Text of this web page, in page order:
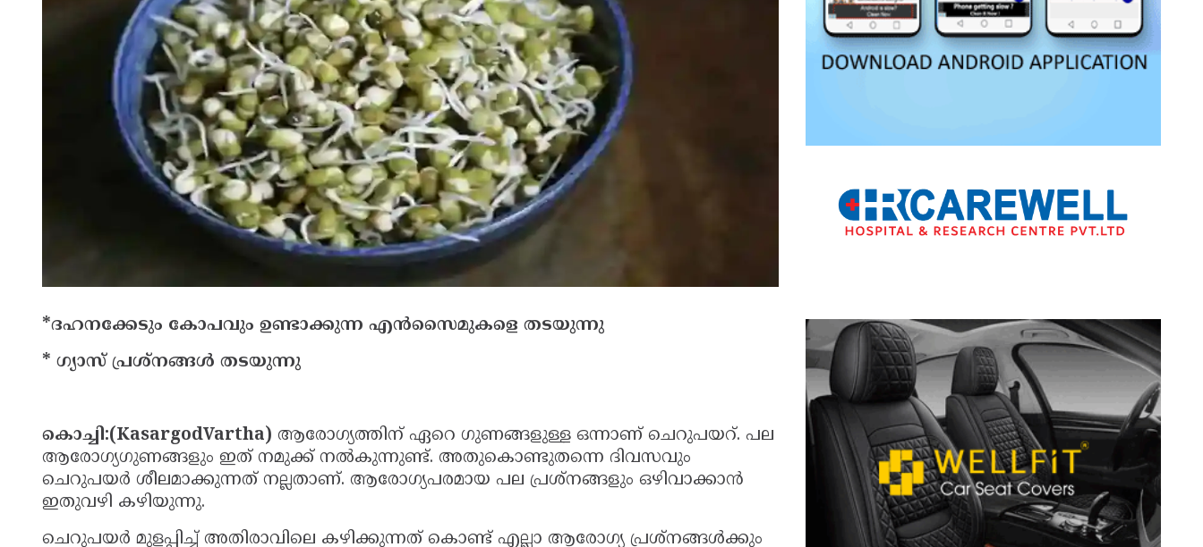
*ദഹനക്കേടും കോപവും ഉണ്ടാക്കുന്ന എന്‍സൈമുകളെ തടയുന്നു
* ഗ്യാസ് പ്രശ്നങ്ങള്‍ തടയുന്നു
കൊച്ചി:(KasargodVartha) ആരോഗ്യത്തിന് ഏറെ ഗുണങ്ങളുള്ള ഒന്നാണ് ചെറുപയറ്. പല
ആരോഗ്യഗുണങ്ങളും ഇത് നമുക്ക് നല്‍കുന്നുണ്ട്. അതുകൊണ്ടുതന്നെ ദിവസവും
ചെറുപയര്‍ ശീലമാക്കുന്നത് നല്ലതാണ്. ആരോഗ്യപരമായ പല പ്രശ്നങ്ങളും ഒഴിവാക്കാന്‍
ഇതുവഴി കഴിയുന്നു.
ചെറുപയര്‍ മുളപ്പിച്ച് അതിരാവിലെ കഴിക്കുന്നത് കൊണ്ട് എല്ലാ ആരോഗ്യ പ്രശ്‌നങ്ങള്‍ക്കും